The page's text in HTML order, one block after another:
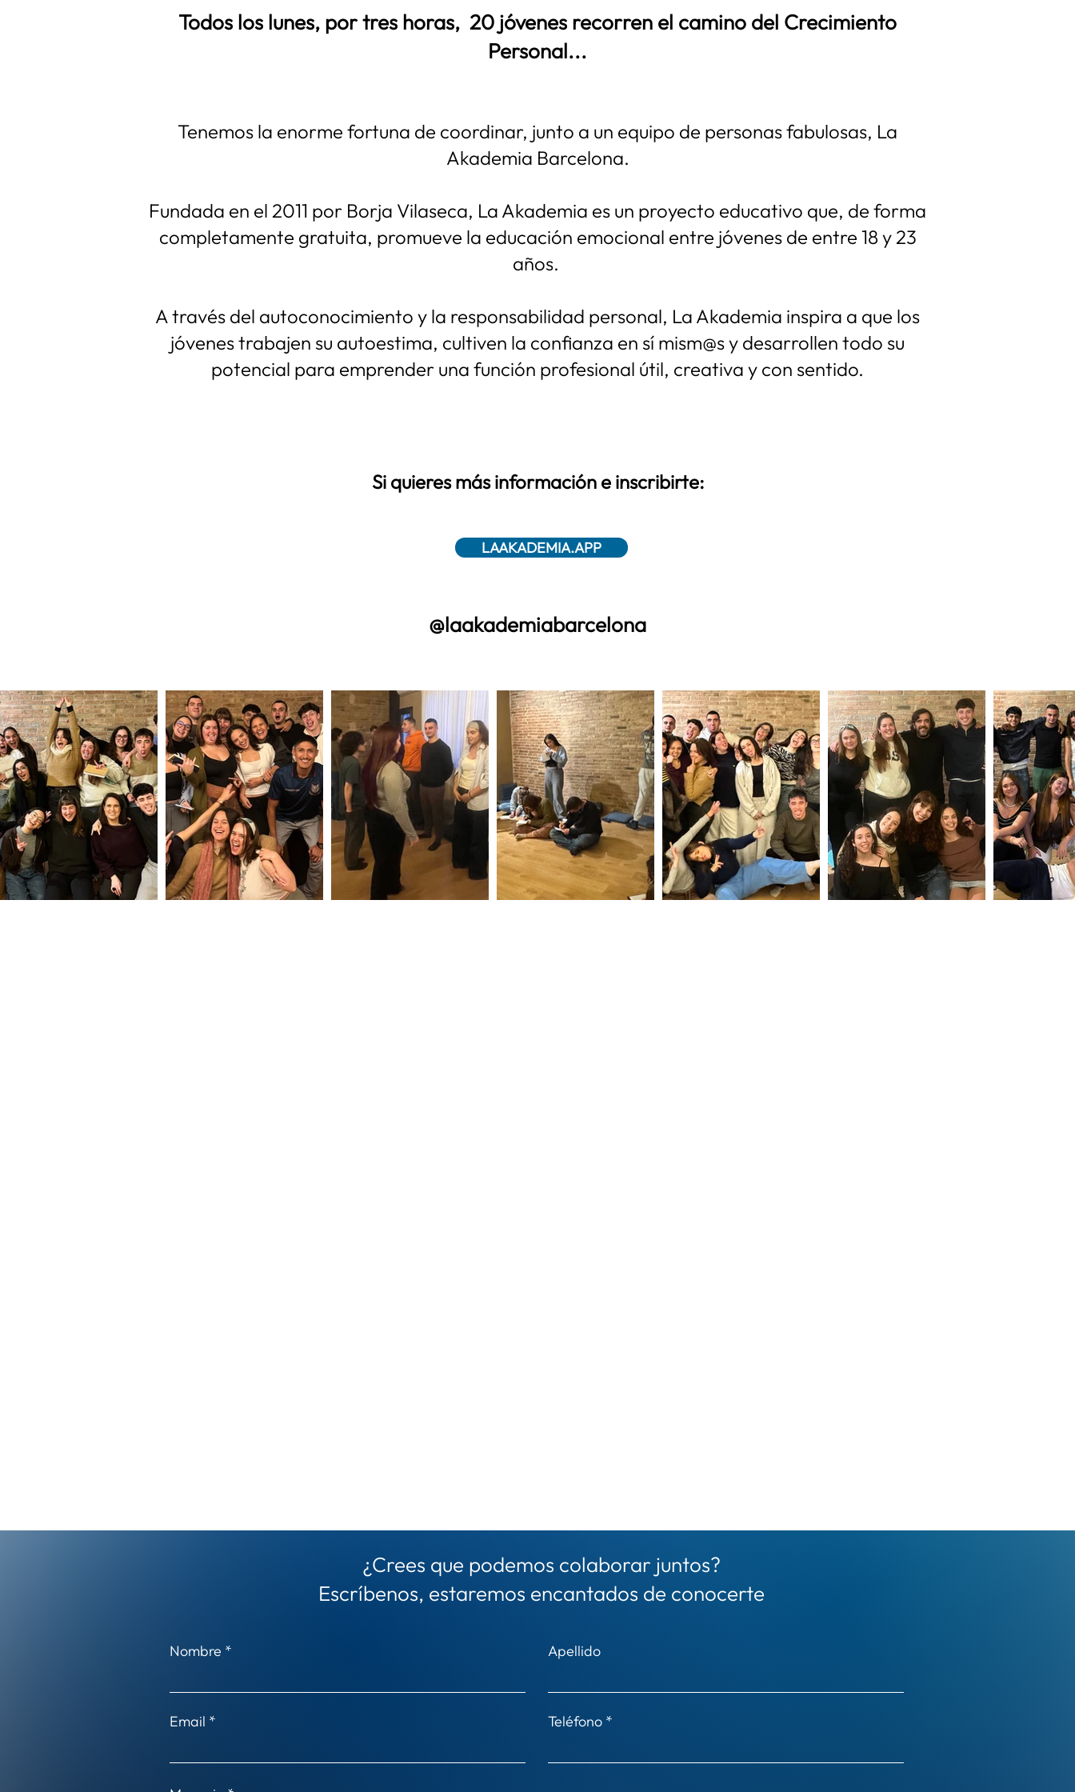
Todos los lunes, por tres horas, 20 jóvenes recorren el camino del Crecimiento
Personal...
Tenemos la enorme fortuna de coordinar, junto a un equipo de personas fabulosas, La
Akademia Barcelona.
Fundada en el 2011 por Borja Vilaseca, La Akademia es un proyecto educativo que, de forma
completamente gratuita, promueve la educación emocional entre jóvenes de entre 18 y 23
años.
A través del autoconocimiento y la responsabilidad personal, La Akademia inspira a que los
jóvenes trabajen su autoestima, cultiven la confianza en sí mism@s y desarrollen todo su
potencial para emprender una función profesional útil, creativa y con sentido.
Si quieres más información e inscribirte:
@laakademiabarcelona
LAAKADEMIA.APP
¿Crees que podemos colaborar juntos?
Escríbenos, estaremos encantados de conocerte
Nombre Apellido
Email Teléfono